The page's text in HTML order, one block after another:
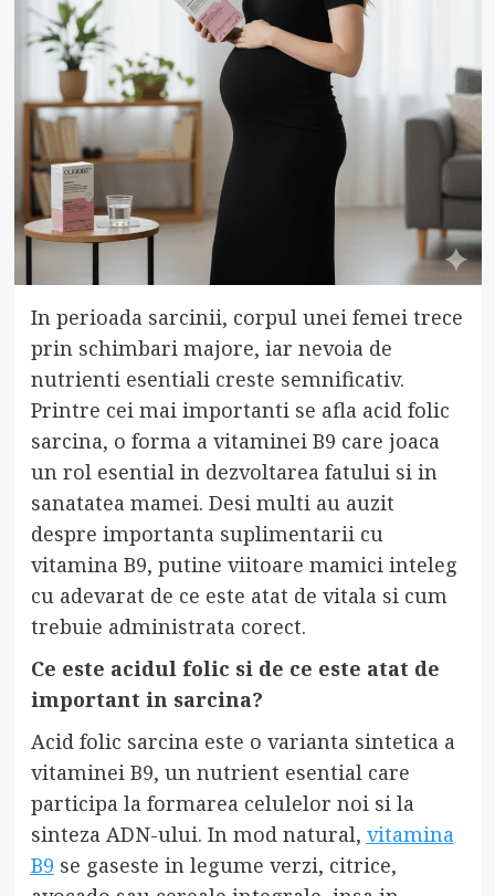
In perioada sarcinii, corpul unei femei trece
prin schimbari majore, iar nevoia de
nutrienti esentiali creste semnificativ.
Printre cei mai importanti se afla acid folic
sarcina, o forma a vitaminei B9 care joaca
un rol esential in dezvoltarea fatului si in
sanatatea mamei. Desi multi au auzit
despre importanta suplimentarii cu
vitamina B9, putine viitoare mamici inteleg
cu adevarat de ce este atat de vitala si cum
trebuie administrata corect.
Ce este acidul folic si de ce este atat de
important in sarcina?
Acid folic sarcina este o varianta sintetica a
vitaminei B9, un nutrient esential care
participa la formarea celulelor noi si la
sinteza ADN-ului. In mod natural, vitamina
B9 se gaseste in legume verzi, citrice,